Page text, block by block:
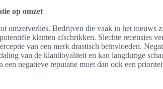
op omzet
omzetverlies. Bedrijven die vaak in het nieuws
klanten afschrikken. Slechte recensies
van een merk drastisch beïnvloeden.
van de klantloyaliteit en kan langdurige
een negatieve reputatie moet dan ook een